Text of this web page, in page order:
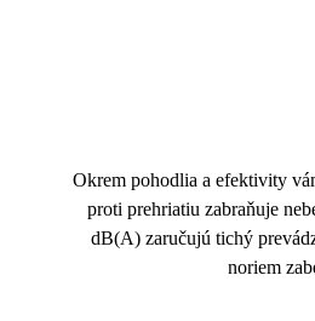
Okrem pohodlia a efektivity
proti prehriatiu zabraňuje
dB(A) zaručujú tichý
noriem